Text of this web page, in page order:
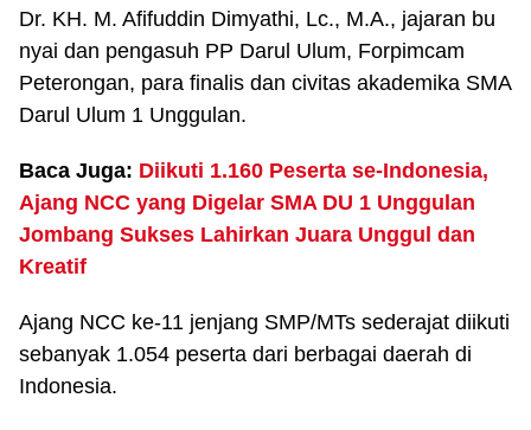
Dr. KH. M. Afifuddin Dimyathi, Lc., M.A., jajaran bu
nyai dan pengasuh PP Darul Ulum, Forpimcam
Peterongan, para finalis dan civitas akademika SMA
Darul Ulum 1 Unggulan.
Baca Juga: Diikuti 1.160 Peserta se-Indonesia,
Ajang NCC yang Digelar SMA DU 1 Unggulan
Jombang Sukses Lahirkan Juara Unggul dan
Kreatif
Ajang NCC ke-11 jenjang SMP/MTs sederajat diikuti
sebanyak 1.054 peserta dari berbagai daerah di
Indonesia.